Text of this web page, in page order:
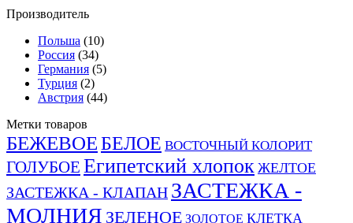
Производитель
Польша (10)
Россия (34)
Германия (5)
Турция (2)
Австрия (44)
Метки товаров
БЕЖЕВОЕБЕЛОЕ ВОСТОЧНЫЙ КОЛОРИТ
ГОЛУБОЕ Египетский хлопок ЖЕЛТОЕ
ЗАСТЕЖКА - КЛАПАН ЗАСТЕЖКА -
МОЛНИЯ ЗЕЛЕНОЕ ЗОЛОТОЕ КЛЕТКА